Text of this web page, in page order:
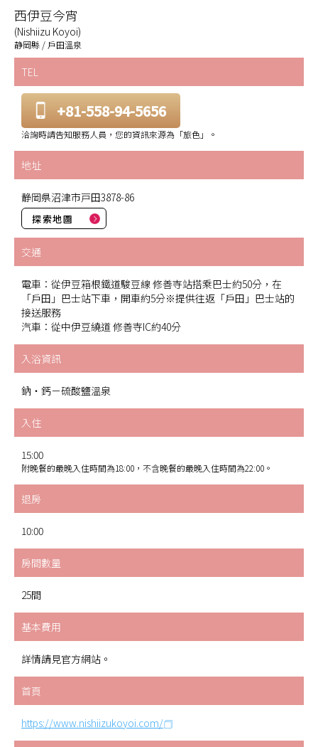
西伊豆今宵
(Nishiizu Koyoi)
静岡縣 / 戶田溫泉
TEL
+81-558-94-5656
洽詢時請告知服務人員，您的資訊來源為「旅色」。
地址
静岡県沼津市戸田3878-86
探索地圖
交通
電車：從伊豆箱根鐵道駿豆線 修善寺站搭乘巴士約50分，在
「戶田」巴士站下車，開車約5分※提供往返「戶田」巴士站的
接送服務
汽車：從中伊豆繞道 修善寺IC約40分
入浴資訊
鈉・鈣－硫酸鹽溫泉
入住
15:00
附晚餐的最晚入住時間為18:00，不含晚餐的最晚入住時間為22:00。
退房
10:00
房間數量
25間
基本費用
詳情請見官方網站。
首頁
https://www.nishiizukoyoi.com/